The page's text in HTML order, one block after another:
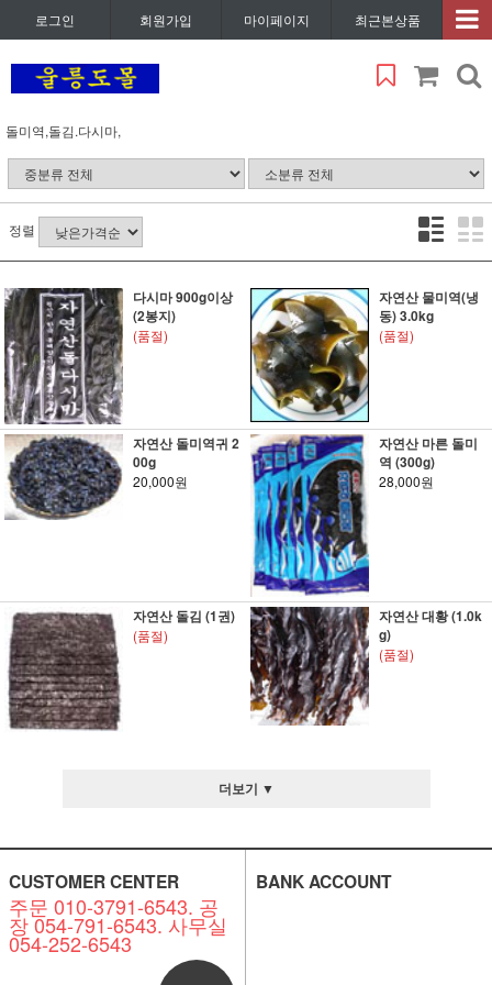
로그인 회원가입 마이페이지 최근본상품
돌미역,돌김.다시마,
정렬
다시마 900g이상
(2봉지)
(품절)
자연산 물미역(냉
동) 3.0kg
(품절)
자연산 돌미역귀 2
00g
20,000원
자연산 마른 돌미
역 (300g)
28,000원
자연산 돌김 (1권)
(품절)
자연산 대황 (1.0k
g)
(품절)
더보기 ▼
CUSTOMER CENTER
주문 010-3791-6543. 공
장 054-791-6543. 사무실
054-252-6543
BANK ACCOUNT